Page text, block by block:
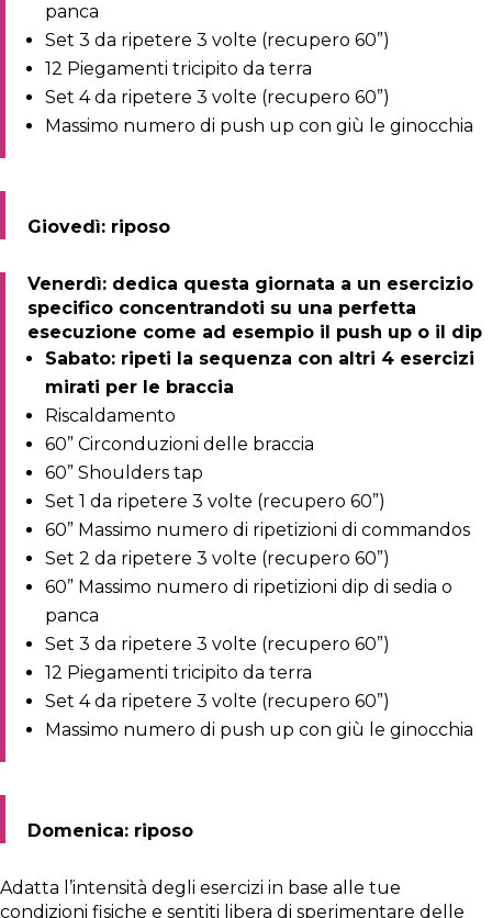
panca
Set 3 da ripetere 3 volte (recupero 60”)
12 Piegamenti tricipito da terra
Set 4 da ripetere 3 volte (recupero 60”)
Massimo numero di push up con giù le ginocchia
Giovedì: riposo
Venerdì: dedica questa giornata a un esercizio
specifico concentrandoti su una perfetta
esecuzione come ad esempio il push up o il dip
Sabato: ripeti la sequenza con altri 4 esercizi
mirati per le braccia
Riscaldamento
60” Circonduzioni delle braccia
60” Shoulders tap
Set 1 da ripetere 3 volte (recupero 60”)
60” Massimo numero di ripetizioni di commandos
Set 2 da ripetere 3 volte (recupero 60”)
60” Massimo numero di ripetizioni dip di sedia o
panca
Set 3 da ripetere 3 volte (recupero 60”)
12 Piegamenti tricipito da terra
Set 4 da ripetere 3 volte (recupero 60”)
Massimo numero di push up con giù le ginocchia
Domenica: riposo
Adatta l’intensità degli esercizi in base alle tue
condizioni fisiche e sentiti libera di sperimentare delle